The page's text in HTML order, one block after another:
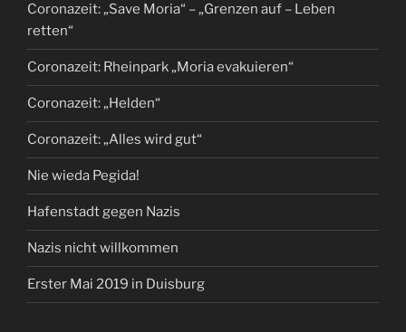
Coronazeit: „Save Moria“ – „Grenzen auf – Leben
retten“
Coronazeit: Rheinpark „Moria evakuieren“
Coronazeit: „Helden“
Coronazeit: „Alles wird gut“
Nie wieda Pegida!
Hafenstadt gegen Nazis
Nazis nicht willkommen
Erster Mai 2019 in Duisburg